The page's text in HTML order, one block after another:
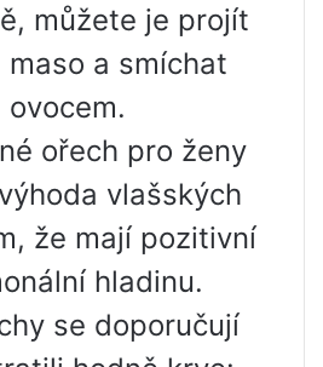
můžete je projít
maso a smíchat
ořech pro ženy
vlašských
že mají pozitivní
hladinu.
se doporučují